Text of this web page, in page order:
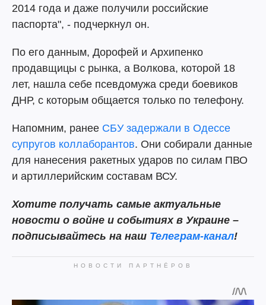
2014 года и даже получили российские
паспорта", - подчеркнул он.
По его данным, Дорофей и Архипенко
продавщицы с рынка, а Волкова, которой 18
лет, нашла себе псевдомужа среди боевиков
ДНР, с которым общается только по телефону.
Напомним, ранее СБУ задержали в Одессе
супругов коллаборантов. Они собирали данные
для нанесения ракетных ударов по силам ПВО
и артиллерийским составам ВСУ.
Хотите получать самые актуальные
новости о войне и событиях в Украине –
подписывайтесь на наш Телеграм-канал!